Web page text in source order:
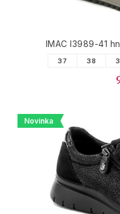
IMAC I3989-41
37 38
Novinka